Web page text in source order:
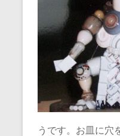
うです。お皿に穴